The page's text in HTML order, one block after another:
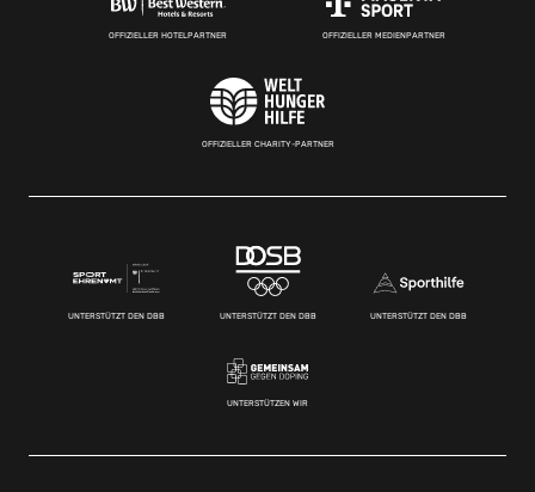
OFFIZIELLER HOTELPARTNER OFFIZIELLER MEDIENPARTNER
OFFIZIELLER CHARITY-PARTNER
UNTERSTÜTZT DEN DBB UNTERSTÜTZT DEN DBB UNTERSTÜTZT DEN DBB
UNTERSTÜTZEN WIR